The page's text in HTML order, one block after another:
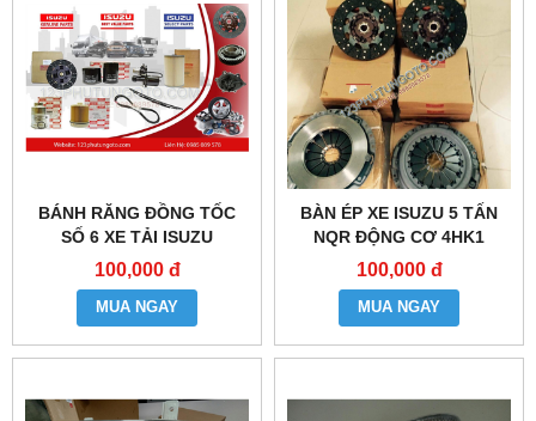
BÁNH RĂNG ĐỒNG TỐC
SỐ 6 XE TẢI ISUZU
100,000 đ
MUA NGAY
BÀN ÉP XE ISUZU 5 TẤN
NQR ĐỘNG CƠ 4HK1
100,000 đ
MUA NGAY